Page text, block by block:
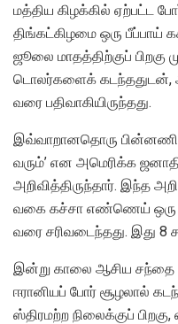
மத்திய கிழக்கில் ஏற்பட்ட
திங்கட்கிழமை ஒரு
ஜூலை மாதத்திற்குப்
டொலர்களைக் கடந்ததுடன்,
வரை பதிவாகியிருந்தது.
இவ்வாறானதொரு
வரும்’ என அமெரிக்க
அறிவித்திருந்தார். இந்த
வகை கச்சா எண்ணெய் ஒரு
வரை சரிவடைந்தது. இது 8
இன்று காலை ஆசிய சந்தை
ஈரானியப் போர் சூழலால்
ஸ்திரமற்ற நிலைக்குப்